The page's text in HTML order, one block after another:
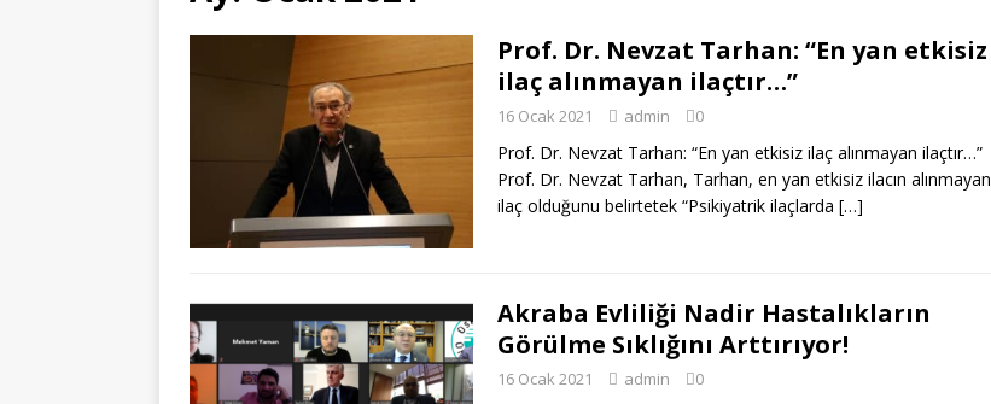
Prof. Dr. Nevzat Tarhan: “En yan etkisiz
ilaç alınmayan ilaçtır…”
16 Ocak 2021 admin 0
Prof. Dr. Nevzat Tarhan: “En yan etkisiz ilaç alınmayan ilaçtır…”
Prof. Dr. Nevzat Tarhan, Tarhan, en yan etkisiz ilacın alınmayan
ilaç olduğunu belirtetek “Psikiyatrik ilaçlarda […]
Akraba Evliliği Nadir Hastalıkların
Görülme Sıklığını Arttırıyor!
16 Ocak 2021 admin 0